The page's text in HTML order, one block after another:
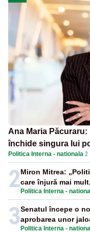
Ana Maria Păcuraru:
închide singura lui
Politica Interna - nationala·2
2 Politica Interna -
Miron Mitrea:
care înjură mai
3 Politica Interna -
Senatul începe o
aprobarea unor